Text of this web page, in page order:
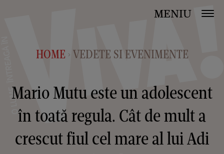
MENIU
HOME > VEDETE SI EVENIMENTE
Mario Mutu este un adolescent
în toată regula. Cât de mult a
crescut fiul cel mare al lui Adi